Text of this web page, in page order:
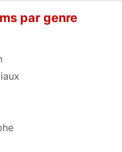
par genre